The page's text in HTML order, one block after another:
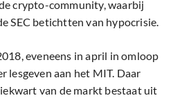
crypto-community, waarbij
SEC betichtten van hypocrisie.
eveneens in april in omloop
lesgeven aan het MIT. Daar
van de markt bestaat uit